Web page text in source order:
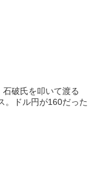
破氏を叩いて渡る
。ドル円が160だった